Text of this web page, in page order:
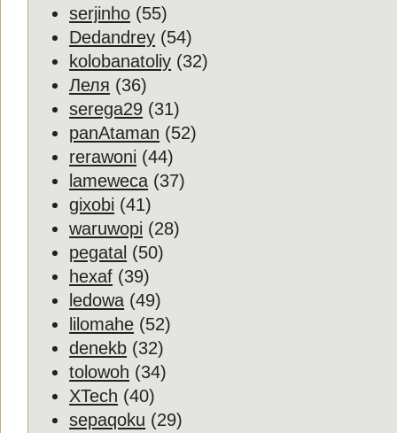
serjinho (55)
Dedandrey (54)
kolobanatoliy (32)
Леля (36)
serega29 (31)
panAtaman (52)
rerawoni (44)
lameweca (37)
gixobi (41)
waruwopi (28)
pegatal (50)
hexaf (39)
ledowa (49)
lilomahe (52)
denekb (32)
tolowoh (34)
XTech (40)
sepaqoku (29)